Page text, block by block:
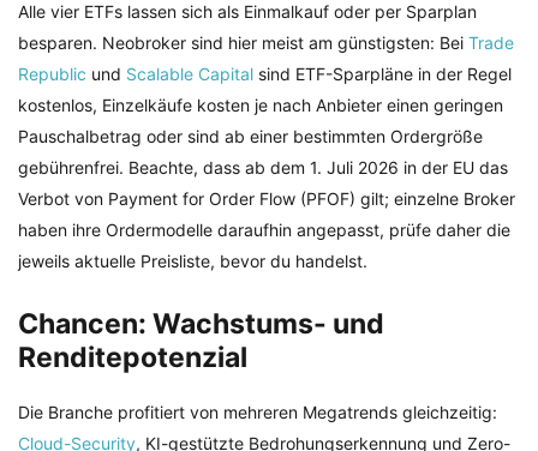
Alle vier ETFs lassen sich als Einmalkauf oder per Sparplan
besparen. Neobroker sind hier meist am günstigsten: Bei Trade
Republic und Scalable Capital sind ETF-Sparpläne in der Regel
kostenlos, Einzelkäufe kosten je nach Anbieter einen geringen
Pauschalbetrag oder sind ab einer bestimmten Ordergröße
gebührenfrei. Beachte, dass ab dem 1. Juli 2026 in der EU das
Verbot von Payment for Order Flow (PFOF) gilt; einzelne Broker
haben ihre Ordermodelle daraufhin angepasst, prüfe daher die
jeweils aktuelle Preisliste, bevor du handelst.
Chancen: Wachstums- und
Renditepotenzial
Die Branche profitiert von mehreren Megatrends gleichzeitig:
Cloud-Security, KI-gestützte Bedrohungserkennung und Zero-